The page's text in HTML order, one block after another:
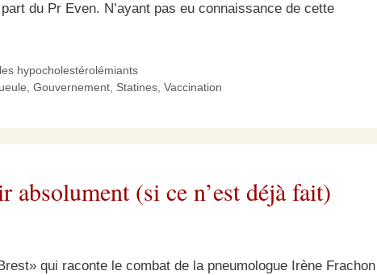
du Pr Even. N’ayant pas eu connaissance de cette
hypocholestérolémiants
,Gouvernement, Statines,Vaccination
(si ce n’est déjà fait)
qui raconte le combat de la pneumologue Irène Frachon